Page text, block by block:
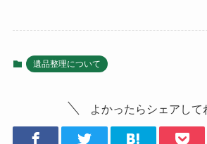
遺品整理について
よかったらシェアして